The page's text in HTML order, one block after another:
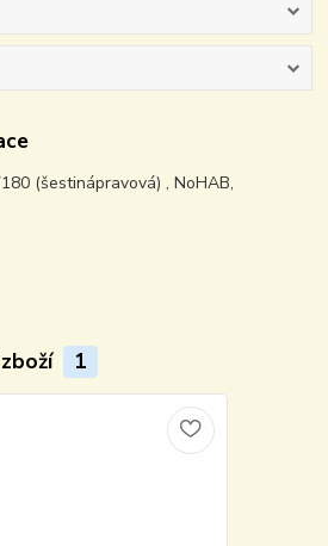
(šestinápravová) , NoHAB,
1